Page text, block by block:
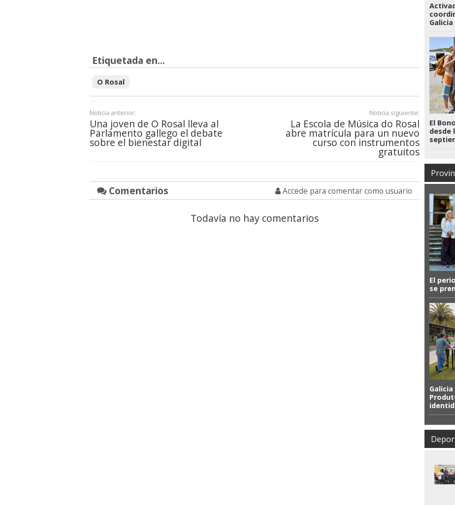
Etiquetada en...
O Rosal
Noticia anterior:
Una joven de O Rosal lleva al
Parlamento gallego el debate
sobre el bienestar digital
Noticia siguiente:
La Escola de Música do Rosal
abre matrícula para un nuevo
curso con instrumentos
gratuitos
Comentarios Accede para comentar como usuario
Todavía no hay comentarios
Galicia
El
desde
El
se